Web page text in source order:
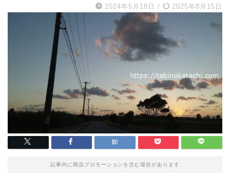
2024年5月18日 / 2025年8月15日
記事内に商品プロモーションを含む場合があります